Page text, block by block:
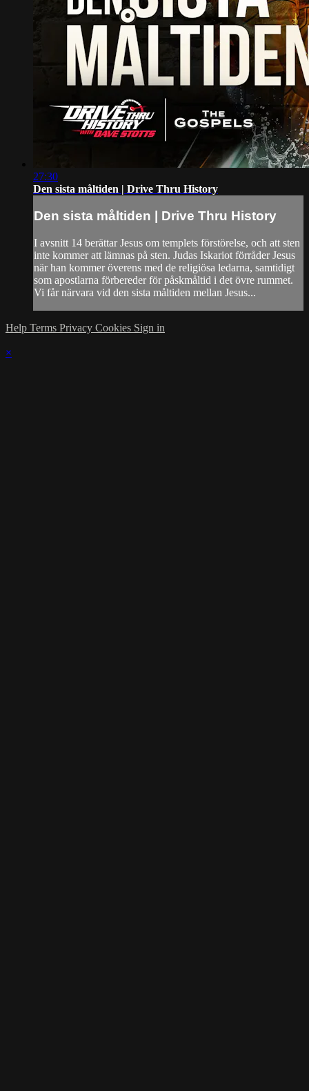
27:30
Den sista måltiden | Drive Thru History
Den sista måltiden | Drive Thru History
I avsnitt 14 berättar Jesus om templets förstörelse, och att sten
inte kommer att lämnas på sten. Judas Iskariot förråder Jesus
när han kommer överens med de religiösa ledarna, samtidigt
som apostlarna förbereder för påskmåltid i det övre rummet.
Vi får närvara vid den sista måltiden mellan Jesus...
Help Terms Privacy Cookies Sign in
×